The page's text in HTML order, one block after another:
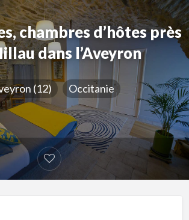
chambres d’hôtes près
dans l’Aveyron
(12) Occitanie